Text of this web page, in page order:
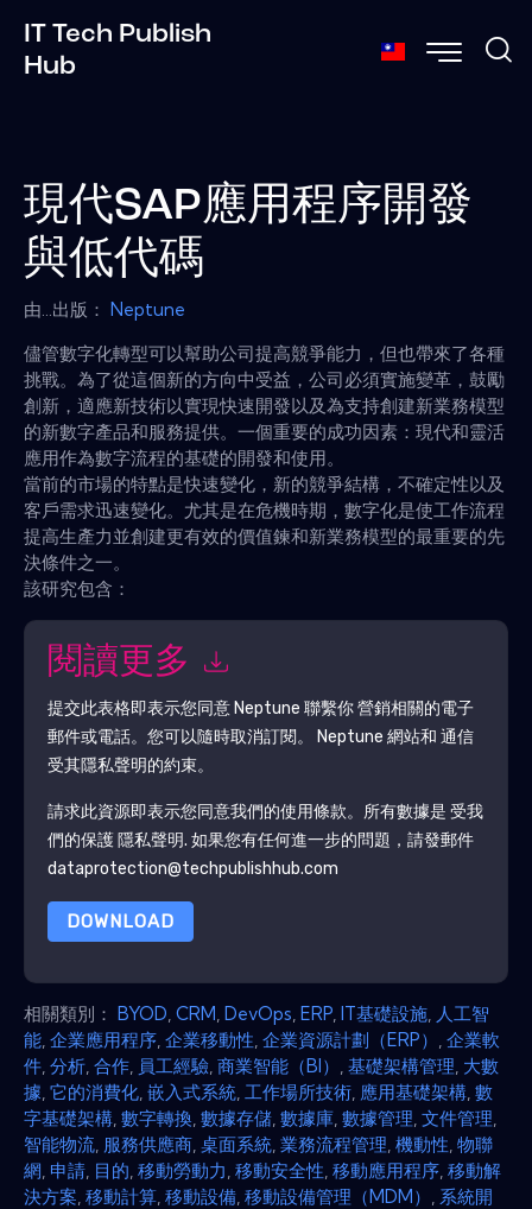
IT Tech Publish
Hub
現代SAP應用程序開發
與低代碼
由...出版： Neptune
儘管數字化轉型可以幫助公司提高競爭能力，但也帶來了各種
挑戰。為了從這個新的方向中受益，公司必須實施變革，鼓勵
創新，適應新技術以實現快速開發以及為支持創建新業務模型
的新數字產品和服務提供。一個重要的成功因素：現代和靈活
應用作為數字流程的基礎的開發和使用。
當前的市場的特點是快速變化，新的競爭結構，不確定性以及
客戶需求迅速變化。尤其是在危機時期，數字化是使工作流程
提高生產力並創建更有效的價值鍊和新業務模型的最重要的先
決條件之一。
該研究包含：
閱讀更多
提交此表格即表示您同意 Neptune 聯繫你 營銷相關的電子
郵件或電話。您可以隨時取消訂閱。
Neptune 網站和 通信
受其隱私聲明的約束。
請求此資源即表示您同意我們的使用條款。所有數據是 受我
們的保護 隱私聲明. 如果您有任何進一步的問題，請發郵件
dataprotection@techpublishhub.com
DOWNLOAD
相關類別： BYOD CRM DevOps ERP IT基礎設施 人工智
能 企業應用程序 企業移動性 企業資源計劃（ERP）
企業軟
件 分析 合作 員工經驗 商業智能（BI） 基礎架構管理 大數
據 它的消費化 嵌入式系統 工作場所技術 應用基礎架構 數
字基礎架構 數字轉換 數據存儲 數據庫 數據管理 文件管理
智能物流 服務供應商 桌面系統 業務流程管理 機動性 物聯
網 申請 目的 移動勞動力 移動安全性 移動應用程序 移動解
決方案 移動計算 移動設備 移動設備管理（MDM）
系統開